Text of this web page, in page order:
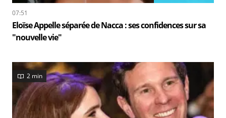
07:51
Eloïse Appelle séparée de Nacca : ses confidences sur sa
"nouvelle vie"
2 min